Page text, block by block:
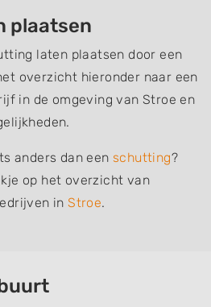
plaatsen
laten plaatsen door een
overzicht hieronder naar een
in de omgeving van Stroe en
anders dan een schutting?
op het overzicht van
inStroe.